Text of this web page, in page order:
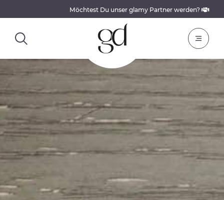
Möchtest Du unser glamy Partner werden?